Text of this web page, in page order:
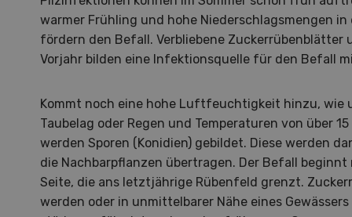
warmer Frühling und hohe Niederschlagsmengen
fördern den Befall. Verbliebene Zuckerrübenblätter
Vorjahr bilden eine Infektionsquelle für den Befall
Kommt noch eine hohe Luftfeuchtigkeit hinzu, wie
Taubelag oder Regen und Temperaturen von über 15
werden Sporen (Konidien) gebildet. Diese werden
die Nachbarpflanzen übertragen. Der Befall
Seite, die ans letztjährige Rübenfeld grenzt.
werden oder in unmittelbarer Nähe eines
Hof in neuer Hand